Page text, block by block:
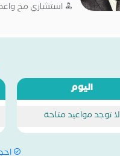
استشاري مخ
اليوم
لا توجد مواعيد متاحة